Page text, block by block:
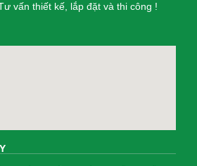
vấn thiết kế, lắp đặt và thi công !